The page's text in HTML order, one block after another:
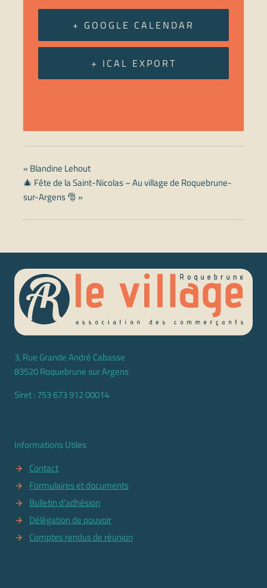
+ GOOGLE CALENDAR
+ ICAL EXPORT
« Blandine Lehout
🎄 Fête de la Saint-Nicolas – Au village de Roquebrune-
sur-Argens 🎅 »
3, Rue Grande André Cabasse
83520 Roquebrune sur Argens
Siret : 753 673 912 00014
Informations Utiles
Contact
Formulaires et documents
Bulletin d'adhésion
Délégation de pouvoir
Comptes rendus de réunion